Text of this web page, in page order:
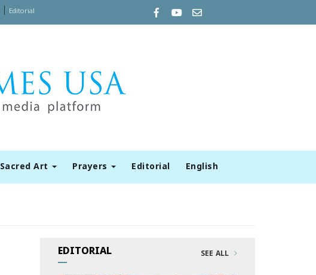
Editorial
Sacred Art Prayers Editorial English
EDITORIAL SEE ALL